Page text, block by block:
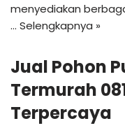
menyediakan
… Selengkapnya »
Jual Pohon
Termurah
Terpercaya